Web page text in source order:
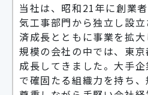
当社は、昭和21年に創業
気工事部門から独立し設
済成長とともに事業を拡
規模の会社の中では、東
成長してきました。大手
で確固たる組織力を持ち